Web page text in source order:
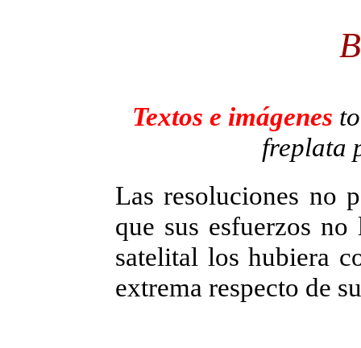
Textos e imágenes
freplata
Las resoluciones no
que sus esfuerzos
satelital los hubiera
extrema respecto de